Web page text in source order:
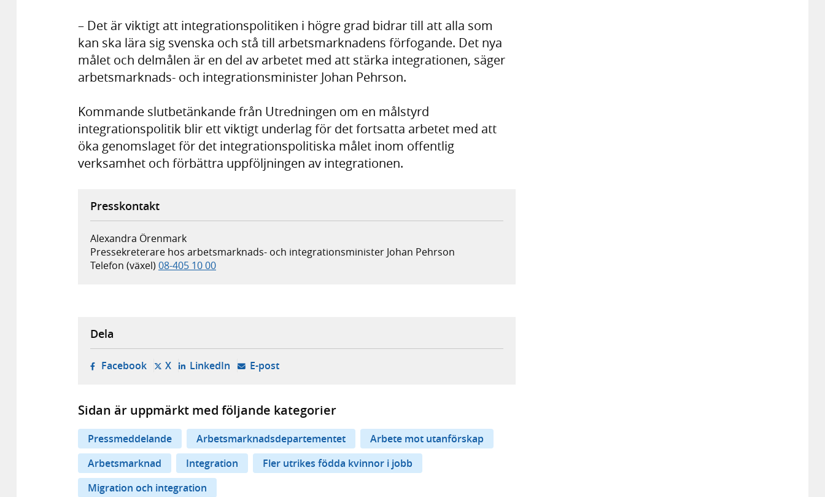
– Det är viktigt att integrationspolitiken i högre grad bidrar till att alla som
kan ska lära sig svenska och stå till arbetsmarknadens förfogande. Det nya
målet och delmålen är en del av arbetet med att stärka integrationen, säger
arbetsmarknads- och integrationsminister Johan Pehrson.
Kommande slutbetänkande från Utredningen om en målstyrd
integrationspolitik blir ett viktigt underlag för det fortsatta arbetet med att
öka genomslaget för det integrationspolitiska målet inom offentlig
verksamhet och förbättra uppföljningen av integrationen.
Presskontakt
Alexandra Örenmark
Pressekreterare hos arbetsmarknads- och integrationsminister Johan Pehrson
Telefon (växel) 08-405 10 00
Dela
Facebook- öppnas i ny flik, extern webbplats,
X- öppnas i ny flik, extern webbplats,
LinkedIn- öppnas i ny flik, extern webbplats,
E-post- öppnar din e-postklient,
Sidan är uppmärkt med följande kategorier
Pressmeddelande Arbetsmarknadsdepartementet
Arbete mot utanförskap
Arbetsmarknad
Integration
Fler utrikes födda kvinnor i jobb
Migration och integration